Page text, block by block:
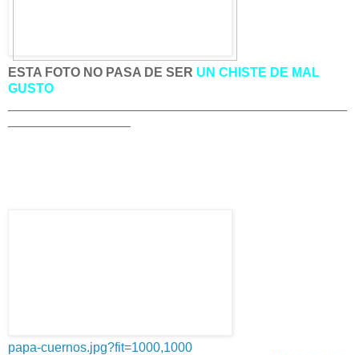
ESTA FOTO NO PASA DE SER UN CHISTE DE MAL
GUSTO
papa-cuernos.jpg?fit=1000,1000